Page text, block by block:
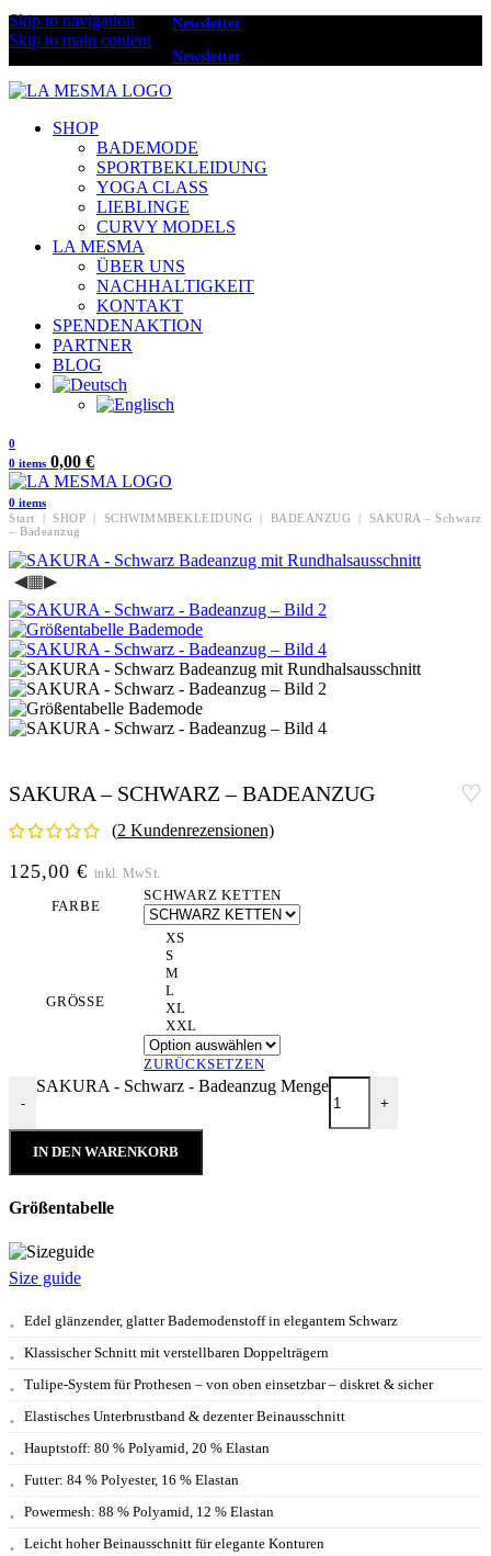
Skip to navigation
Skip to main content
Melde dich zum Newsletter
Newsletter
SHOP
BADEMODE
SPORTBEKLEIDUNG
YOGA CLASS
LIEBLINGE
CURVY MODELS
LA MESMA
ÜBER UNS
NACHHALTIGKEIT
KONTAKT
SPENDENAKTION
PARTNER
BLOG
0
0 items 0,00 €
0 items
Start
| SHOP | SCHWIMMBEKLEIDUNG | BADEANZUG | SAKURA – Schwarz
– Badeanzug
◀▦▶
SAKURA – SCHWARZ – BADEANZUG
(2 Kundenrezensionen)
125,00 € inkl. MwSt.
FARBE
SCHWARZ KETTEN
GRÖSSE
XS
S
M
L
XL
XXL
ZURÜCKSETZEN
-
SAKURA - Schwarz - Badeanzug Menge
+
IN DEN WARENKORB
Edel glänzender, glatter Bademodenstoff in elegantem Schwarz
Klassischer Schnitt mit verstellbaren Doppelträgern
Tulipe-System für Prothesen – von oben einsetzbar – diskret & sicher
Elastisches Unterbrustband & dezenter Beinausschnitt
Hauptstoff: 80 % Polyamid, 20 % Elastan
Futter: 84 % Polyester, 16 % Elastan
Powermesh: 88 % Polyamid, 12 % Elastan
Leicht hoher Beinausschnitt für elegante Konturen
Größentabelle
Size guide